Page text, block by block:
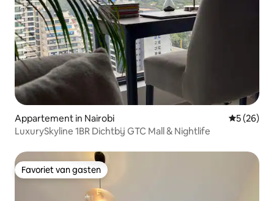
Appartement in Nairobi
5 (26)
LuxurySkyline 1BR Dichtbij GTC Mall & Nightlife
Favoriet van gasten
Favoriet van gasten